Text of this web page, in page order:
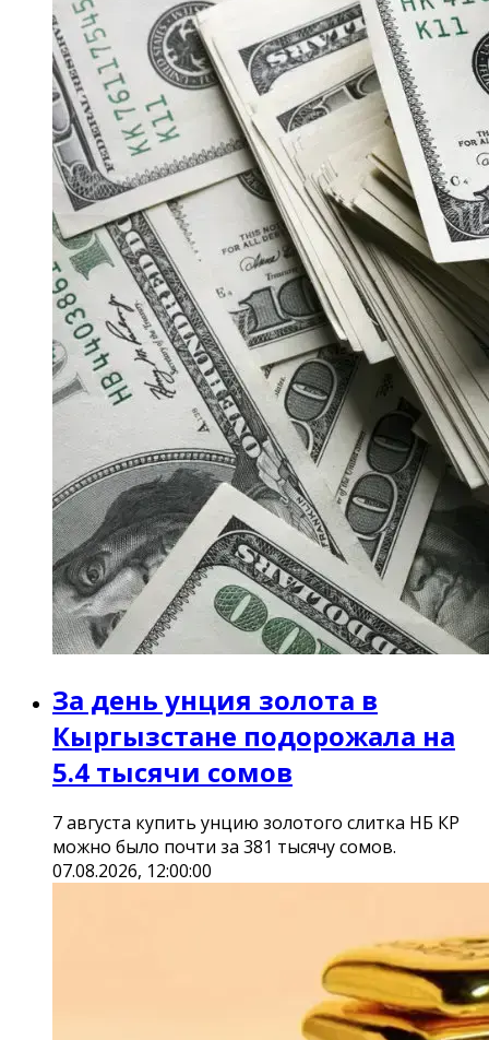
За день унция золота в
Кыргызстане подорожала на
5.4 тысячи сомов
7 августа купить унцию золотого слитка НБ КР
можно было почти за 381 тысячу сомов.
07.08.2026, 12:00:00